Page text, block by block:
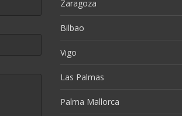
Zaragoza
Bilbao
Vigo
Las Palmas
Palma Mallorca